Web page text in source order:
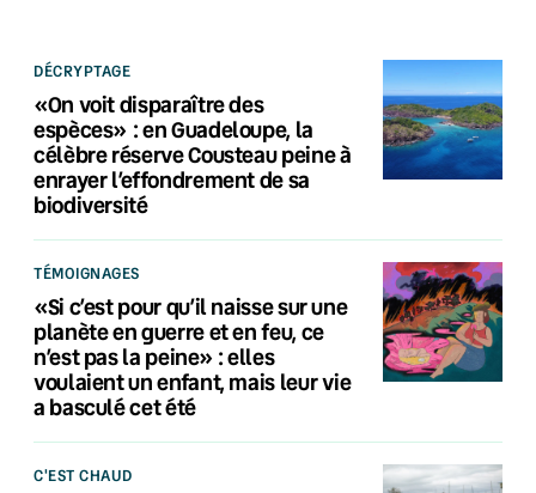
DÉCRYPTAGE
«On voit disparaître des
espèces» : en Guadeloupe, la
célèbre réserve Cousteau peine à
enrayer l’effondrement de sa
biodiversité
TÉMOIGNAGES
«Si c’est pour qu’il naisse sur une
planète en guerre et en feu, ce
n’est pas la peine» : elles
voulaient un enfant, mais leur vie
a basculé cet été
C'EST CHAUD